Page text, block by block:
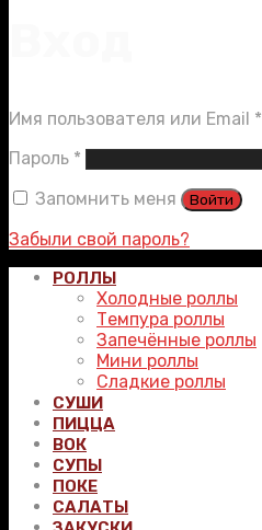
Имя пользователя или Email *
Пароль *
Запомнить меня
Войти
Забыли свой пароль?
РОЛЛЫ
Холодные роллы
Темпура роллы
Запечённые роллы
Мини роллы
Сладкие роллы
СУШИ
ПИЦЦА
ВОК
СУПЫ
ПОКЕ
САЛАТЫ